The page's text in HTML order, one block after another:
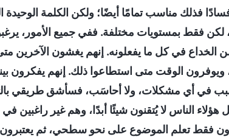
فذلك مناسب تمامًا أيضًا؛ ولكن الكلمة الوحيدة
فقط بمستويات مختلفة. ففي جميع الأمور،
الخداع في كل ما يفعلونه. إنهم يغشون الآخرين
الوقت متى استطاعوا ذلك. إنهم يفكرون
في أي مشكلات، ولا أحاسَب، فسأشق طريقي
هؤلاء الناس لا يُتقنون شيئًا أبدًا، وهم غير راغبين
فقط تعلم الموضوع على نحو سطحي، ثم